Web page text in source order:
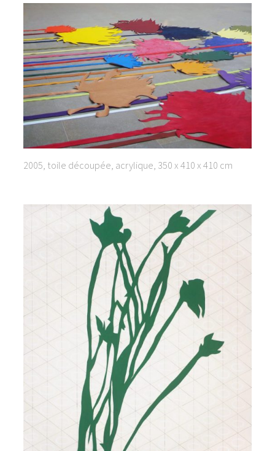
2005, toile découpée, acrylique, 350 x 410 x 410 cm